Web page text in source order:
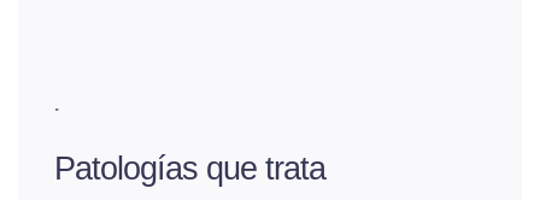
.
Patologías que trata